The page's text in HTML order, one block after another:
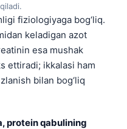
fiziologiyaga bog‘liq.
keladigan azot
esa mushak
ettiradi; ikkalasi ham
bilan bog‘liq
protein qabulining